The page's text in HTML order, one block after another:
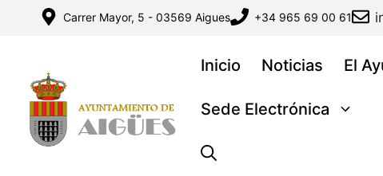
Carrer Mayor, 5 - 03569 Aigues +34 965 69 00 61
Inicio Noticias El
Sede Electrónica